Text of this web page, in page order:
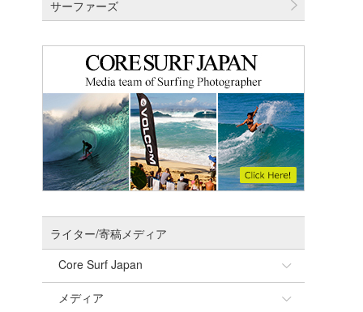
四国
沖縄
サーファーズ
ライター/寄稿メディア
Core Surf Japan
Naoya Kimoto
メディア